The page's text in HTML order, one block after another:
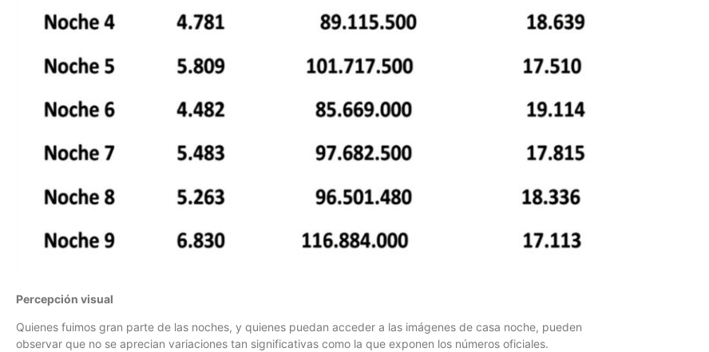
Percepción visual
Quienes fuimos gran parte de las noches, y quienes puedan acceder a las imágenes de casa noche, pueden
observar que no se aprecian variaciones tan significativas como la que exponen los números oficiales.